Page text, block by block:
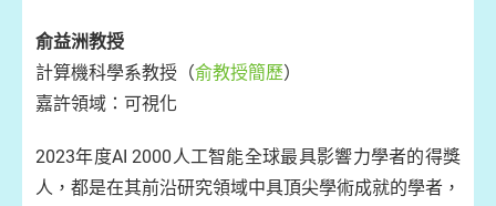
俞益洲教授
計算機科學系教授（俞教授簡歷）
嘉許領域：可視化
2023年度AI 2000人工智能全球最具影響力學者的得獎
人，都是在其前沿研究領域中具頂尖學術成就的學者，